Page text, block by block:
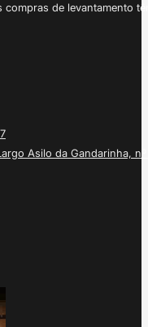
de levantamento
Asilo da Gandarinha, nº